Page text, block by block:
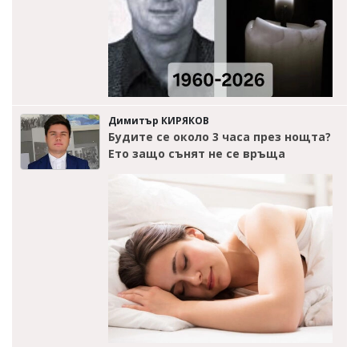
Димитър КИРЯКОВ
Будите се около 3 часа през нощта?
Ето защо сънят не се връща